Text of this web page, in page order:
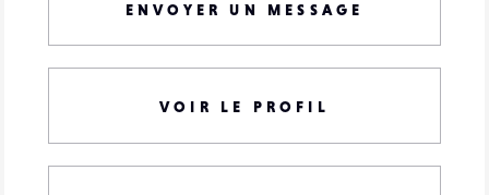
ENVOYER UN MESSAGE
VOIR LE PROFIL